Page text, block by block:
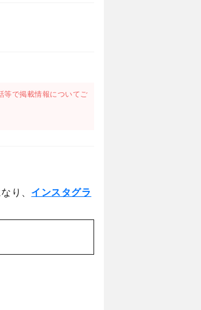
等で掲載情報についてご
り、 インスタグラ